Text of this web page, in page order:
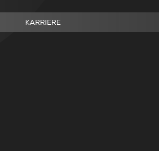
KARRIERE